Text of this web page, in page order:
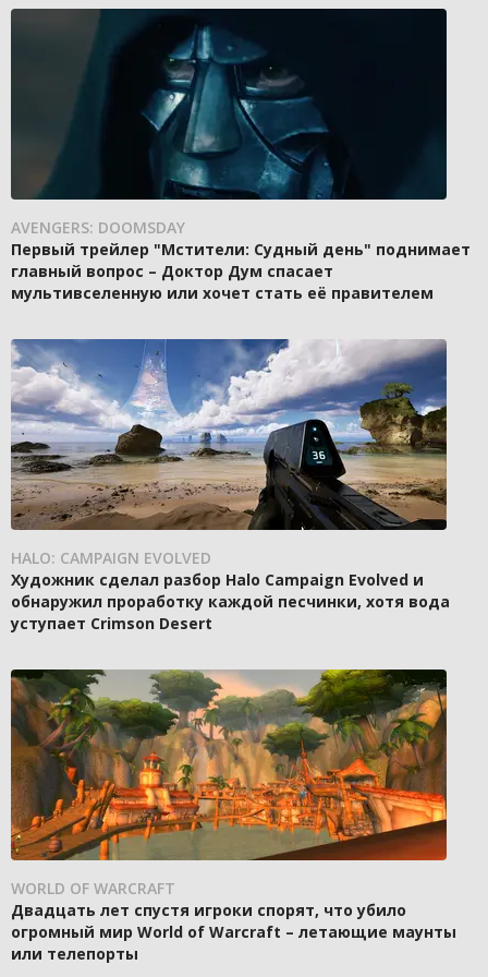
AVENGERS: DOOMSDAY
Первый трейлер "Мстители: Судный день" поднимает
главный вопрос – Доктор Дум спасает
мультивселенную или хочет стать её правителем
HALO: CAMPAIGN EVOLVED
Художник сделал разбор Halo Campaign Evolved и
обнаружил проработку каждой песчинки, хотя вода
уступает Crimson Desert
WORLD OF WARCRAFT
Двадцать лет спустя игроки спорят, что убило
огромный мир World of Warcraft – летающие маунты
или телепорты